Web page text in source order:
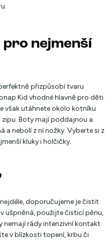
nejmenší
přizpůsobí tvaru
Kid vhodné hlavně pro děti
však utáhnete okolo kotníku
Boty mají poddajnou a
a nebolí z ní nožky. Vyberte si z
kluky i holčičky.
doporučujeme je čistit
ušpněná, použijte čisticí pěnu,
nemají rády intenzivní kontakt
v blízkosti topení, krbu či